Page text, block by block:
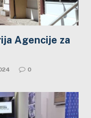
Agencije za
0